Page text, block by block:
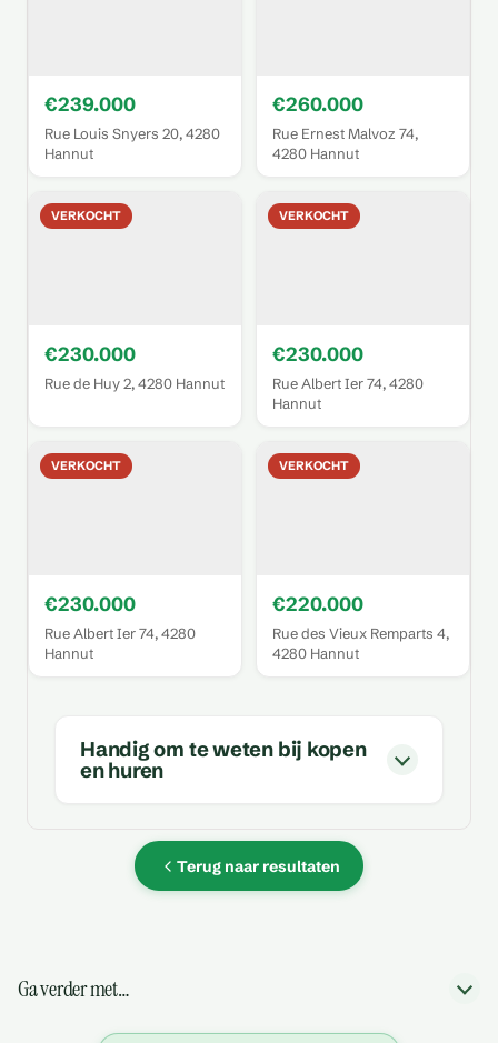
€239.000
Rue Louis Snyers 20, 4280
Hannut
€260.000
Rue Ernest Malvoz 74,
4280 Hannut
VERKOCHT
€230.000
Rue de Huy 2, 4280 Hannut
VERKOCHT
€230.000
Rue Albert Ier 74, 4280
Hannut
VERKOCHT
€230.000
Rue Albert Ier 74, 4280
Hannut
VERKOCHT
€220.000
Rue des Vieux Remparts 4,
4280 Hannut
Handig om te weten bij kopen
en huren
Terug naar resultaten
Ga verder met…